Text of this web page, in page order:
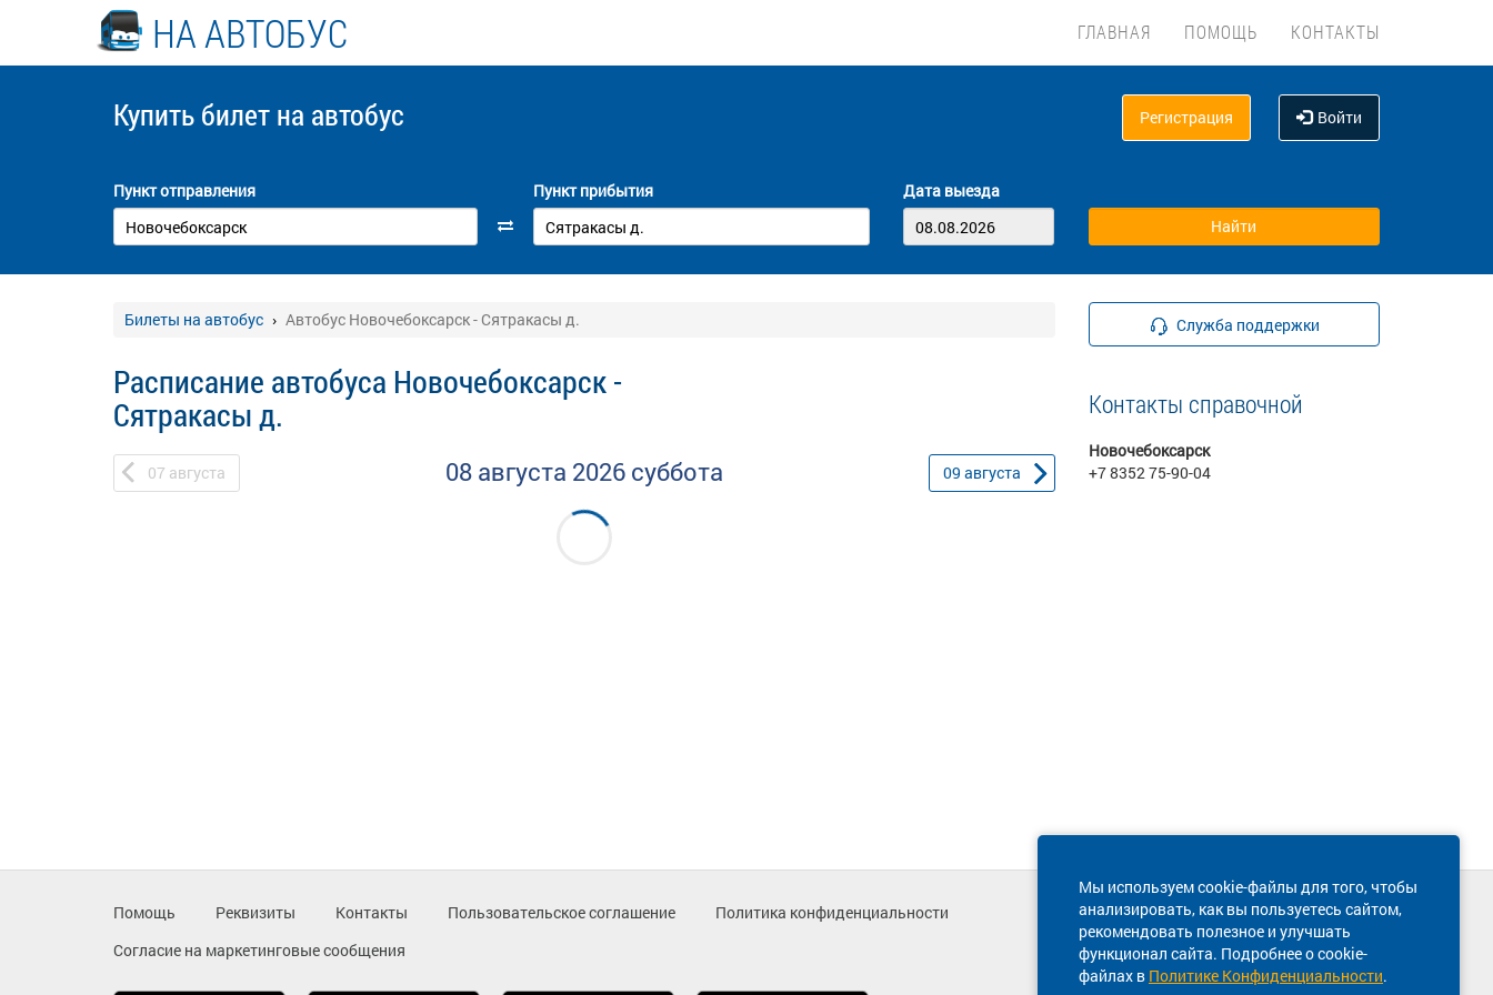
НА АВТОБУС ГЛАВНАЯ ПОМОЩЬ КОНТАКТЫ
Купить билет на автобус Регистрация Войти
Пункт отправления Пункт прибытия Дата выезда
Билеты на автобус Автобус Новочебоксарск - Сятракасы д.
Расписание автобуса Новочебоксарск -
Сятракасы д.
07 августа 08 августа 2026 суббота 09 августа
Служба поддержки
Контакты справочной
Новочебоксарск
+7 8352 75-90-04
Мы используем cookie-файлы для того, чтобы
анализировать, как вы пользуетесь сайтом,
рекомендовать полезное и улучшать
функционал сайта. Подробнее о cookie-
файлах в Политике Конфиденциальности.
Помощь Реквизиты Контакты Пользовательское соглашение
Политика конфиденциальности
Согласие на маркетинговые сообщения
Техническая поддержка сайта
8 800 600-03-38